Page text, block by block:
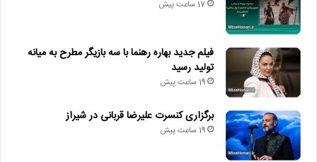
17 ساعت پیش
فیلم جدید بهاره رهنما با سه بازیگر مطرح به میانه
تولید رسید
19 ساعت پیش
برگزاری کنسرت علیرضا قربانی در شیراز
19 ساعت پیش